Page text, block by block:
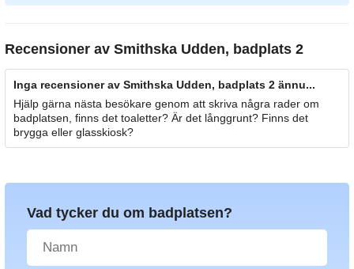
Recensioner av Smithska Udden, badplats 2
Inga recensioner av Smithska Udden, badplats 2 ännu...
Hjälp gärna nästa besökare genom att skriva några rader om
badplatsen, finns det toaletter? Är det långgrunt? Finns det
brygga eller glasskiosk?
Vad tycker du om badplatsen?